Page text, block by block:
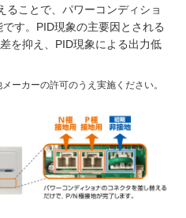
ることで、パワーコンディショ
す。PID現象の主要因とされる
を抑え、PID現象による出力低
ーカーの許可のうえ実施ください。